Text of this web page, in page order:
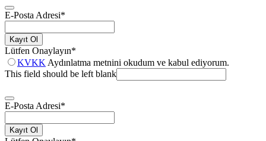
E-Posta Adresi*
Kayıt Ol
Lütfen Onaylayın*
KVKK Aydınlatma metnini okudum ve kabul ediyorum.
This field should be left blank
E-Posta Adresi*
Kayıt Ol